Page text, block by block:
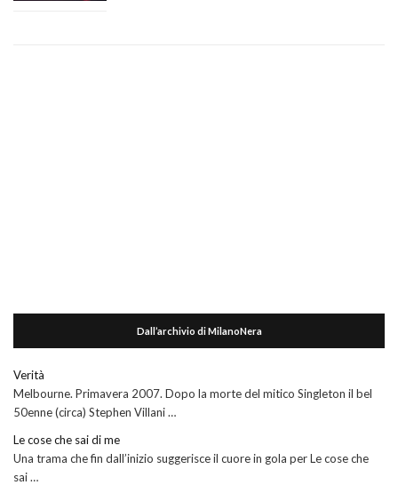
Dall’archivio di MilanoNera
Verità
Melbourne. Primavera 2007. Dopo la morte del mitico Singleton il bel
50enne (circa) Stephen Villani …
Le cose che sai di me
Una trama che fin dall’inizio suggerisce il cuore in gola per Le cose che
sai …